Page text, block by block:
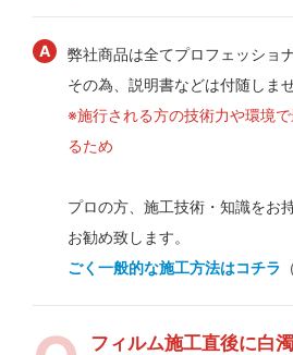
弊社商品は全てプロフェッショ
その為、説明書などは付随しませ
※施行される方の技術力や環境
るため
プロの方、施工技術・知識をお
お勧め致します。
ごく一般的な施工方法はコチラ
フィルム施工直後に白